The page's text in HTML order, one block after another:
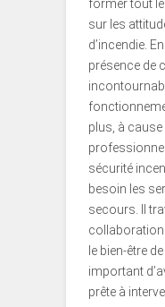
former tout
sur les
d’incendie.
présence de
plus, à
sécurité
besoin les
secours. Il
le bien-être
important
prête à